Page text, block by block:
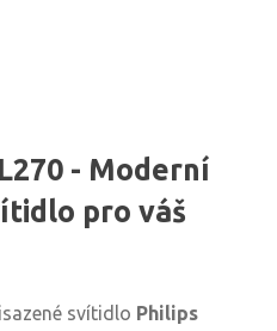
- Moderní
pro váš
svítidlo Philips